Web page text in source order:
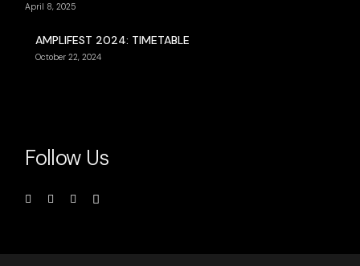
April 8, 2025
AMPLIFEST 2024: TIMETABLE
October 22, 2024
Follow Us